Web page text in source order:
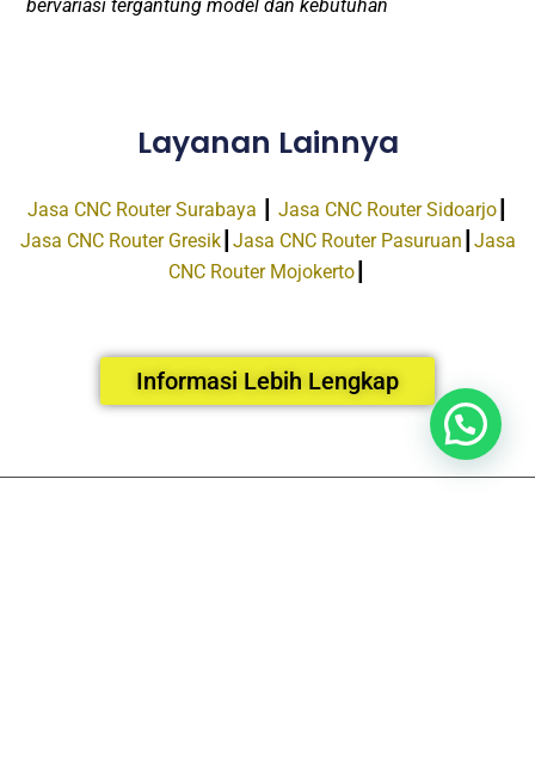
bervariasi tergantung model dan kebutuhan
Layanan Lainnya
Jasa CNC Router Surabaya Jasa CNC Router Sidoarjo┃
Jasa CNC Router Gresik┃ Jasa CNC Router Pasuruan Jasa
CNC Router Mojokerto
Informasi Lebih Lengkap